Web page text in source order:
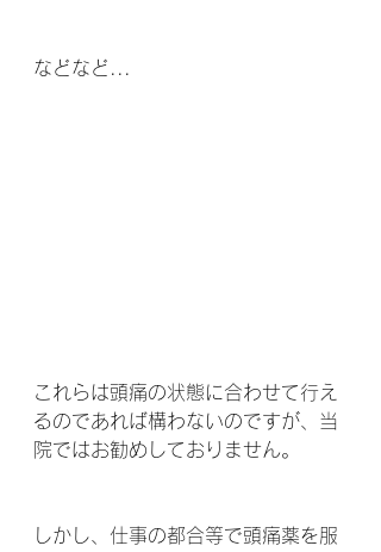
などなど...
これらは頭痛の状態に合わせて行え
るのであれば構わないのですが、当
院ではお勧めしておりません。
しかし、仕事の都合等で頭痛薬を服